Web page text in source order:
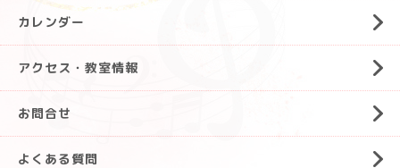
カレンダー
アクセス・教室情報
お問合せ
よくある質問